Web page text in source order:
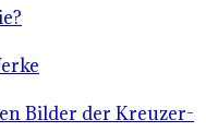
Bilder der Kreuzer-